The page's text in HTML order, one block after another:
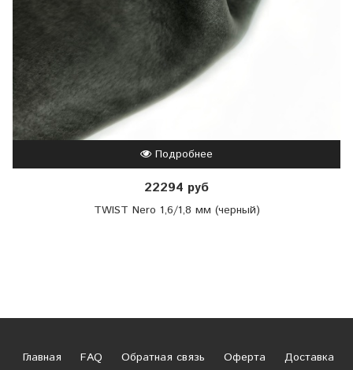
Подробнее
22294 руб
TWIST Nero 1,6/1,8 мм (черный)
Главная FAQ Обратная связь Оферта Доставка